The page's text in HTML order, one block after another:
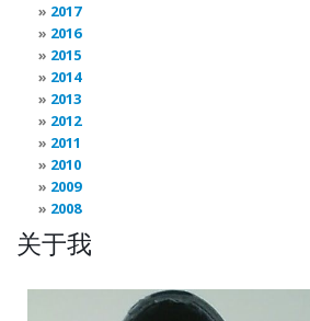
2017
2016
2015
2014
2013
2012
2011
2010
2009
2008
关于我